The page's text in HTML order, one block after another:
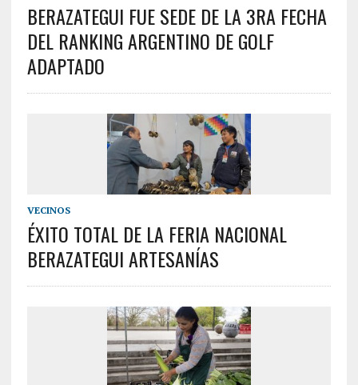
BERAZATEGUI FUE SEDE DE LA 3RA FECHA
DEL RANKING ARGENTINO DE GOLF
ADAPTADO
VECINOS
ÉXITO TOTAL DE LA FERIA NACIONAL
BERAZATEGUI ARTESANÍAS